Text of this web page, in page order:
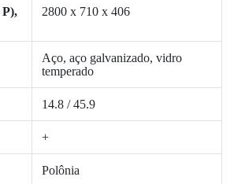
2800 x 710 x 406
Aço, aço galvanizado, vidro
temperado
14.8 / 45.9
+
Polônia